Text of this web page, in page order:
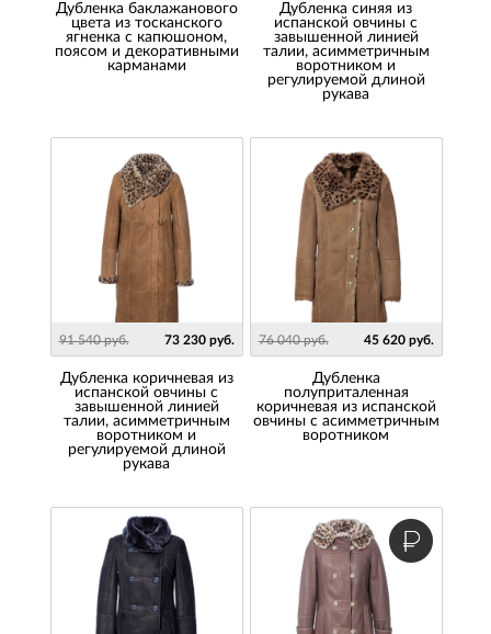
Дубленка баклажанового
цвета из тосканского
ягненка с капюшоном,
поясом и декоративными
карманами
Дубленка синяя из
испанской овчины с
завышенной линией
талии, асимметричным
воротником и
регулируемой длиной
рукава
91 540 руб. 73 230 руб.
Дубленка коричневая из
испанской овчины с
завышенной линией
талии, асимметричным
воротником и
регулируемой длиной
рукава
76 040 руб. 45 620 руб.
Дубленка
полуприталенная
коричневая из испанской
овчины с асимметричным
воротником